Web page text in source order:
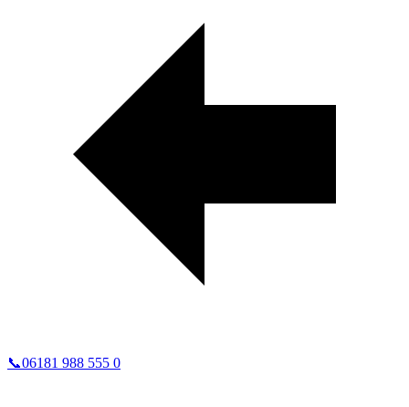
📞06181 988 555 0